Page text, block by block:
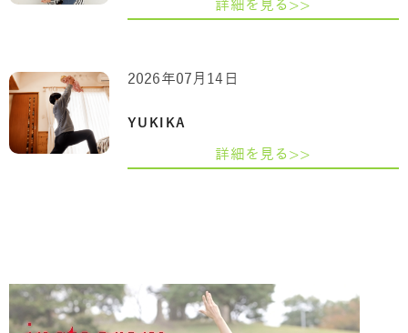
詳細を見る>>
YUKIKA
2026年07月14日
詳細を見る>>